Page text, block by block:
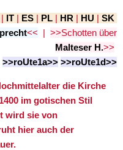
| IT | ES | PL | HR | HU | SK
<< | >>Schotten über
Malteser H.>>
>>roUte1a>> >>roUte1d>>
die Kirche
im gotischen Stil
wird sie von
hier auch der